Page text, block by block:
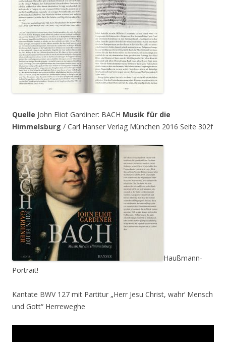
Quelle John Eliot Gardiner: BACH Musik für die
Himmelsburg / Carl Hanser Verlag München 2016 Seite 302f
Haußmann-
Portrait!
Kantate BWV 127 mit Partitur „Herr Jesu Christ, wahr‘ Mensch
und Gott“ Herreweghe